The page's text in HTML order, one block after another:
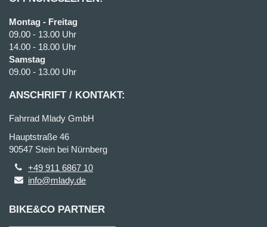
Montag - Freitag
09.00 - 13.00 Uhr
14.00 - 18.00 Uhr
Samstag
09.00 - 13.00 Uhr
ANSCHRIFT / KONTAKT:
Fahrrad Mlady GmbH
Hauptstraße 46
90547 Stein bei Nürnberg
+49 911 6867 10
info@mlady.de
BIKE&CO PARTNER